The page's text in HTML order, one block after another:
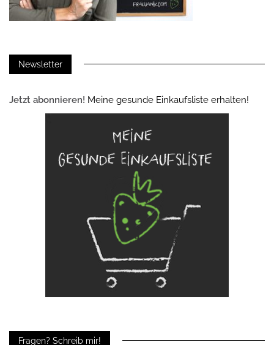
Newsletter
Jetzt abonnieren! Meine gesunde Einkaufsliste erhalten!
Fragen? Schreib mir!